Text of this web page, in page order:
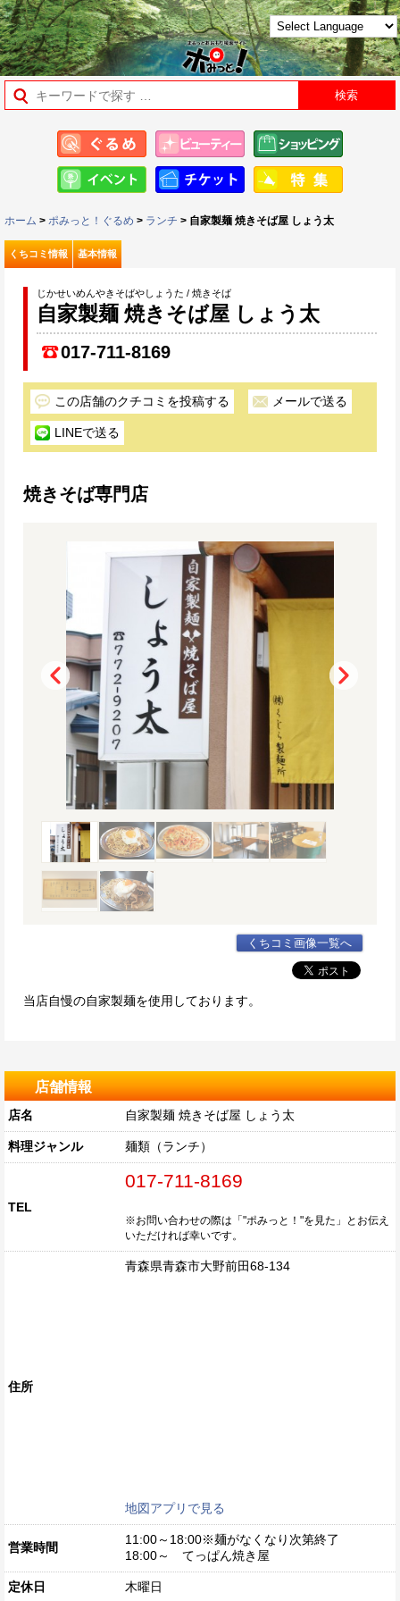
ホーム > ポみっと！ぐるめ > ランチ > 自家製麺 焼きそば屋 しょう太
くちコミ情報 基本情報
じかせいめんやきそばやしょうた / 焼きそば
自家製麺 焼きそば屋 しょう太
017-711-8169
この店舗のクチコミを投稿する メールで送る
LINEで送る
焼きそば専門店
くちコミ画像一覧へ
当店自慢の自家製麺を使用しております。
店舗情報
店名 自家製麺 焼きそば屋 しょう太
料理ジャンル 麺類（ランチ）
TEL
017-711-8169
※お問い合わせの際は「"ポみっと！"を見た」とお伝え
いただければ幸いです。
住所
青森県青森市大野前田68-134
地図アプリで見る
営業時間
11:00～18:00※麺がなくなり次第終了
18:00～ てっぱん焼き屋
定休日 木曜日